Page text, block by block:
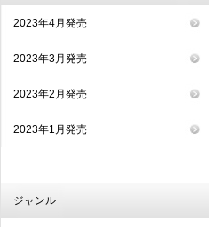
2023年4月発売
2023年3月発売
2023年2月発売
2023年1月発売
ジャンル